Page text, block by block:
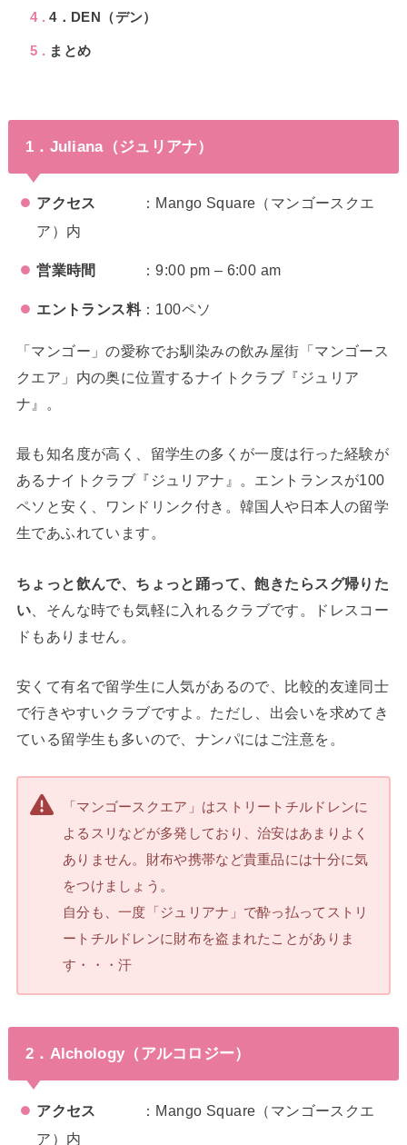
4 4．DEN（デン）
5 まとめ
1．Juliana（ジュリアナ）
アクセス
：Mango Square（マンゴースクエ
ア）内
営業時間 ：9:00 pm – 6:00 am
エントランス料：100ペソ
「マンゴー」の愛称でお馴染みの飲み屋街「マンゴース
クエア」内の奥に位置するナイトクラブ『ジュリア
ナ』。
最も知名度が高く、留学生の多くが一度は行った経験が
あるナイトクラブ『ジュリアナ』。エントランスが100
ペソと安く、ワンドリンク付き。韓国人や日本人の留学
生であふれています。
ちょっと飲んで、ちょっと踊って、飽きたらスグ帰りた
い 、そんな時でも気軽に入れるクラブです。ドレスコー
ドもありません。
安くて有名で留学生に人気があるので、比較的友達同士
で行きやすいクラブですよ。ただし、出会いを求めてき
ている留学生も多いので、ナンパにはご注意を。
「マンゴースクエア」はストリートチルドレンに
よるスリなどが多発しており、治安はあまりよく
ありません。財布や携帯など貴重品には十分に気
をつけましょう。
自分も、一度「ジュリアナ」で酔っ払ってストリ
ートチルドレンに財布を盗まれたことがありま
す・・・汗
2．Alchology（アルコロジー）
アクセス
：Mango Square（マンゴースクエ
ア）内